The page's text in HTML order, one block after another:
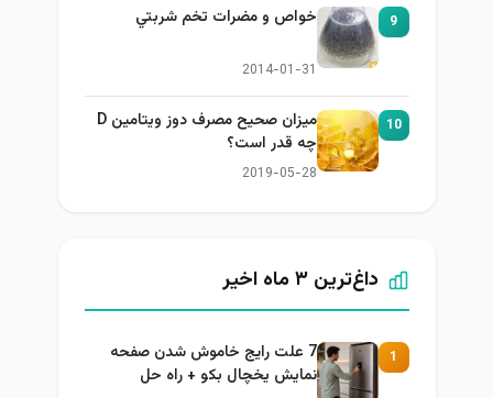
9 خواص و مضرات تخم شربتي
2014-01-31
10
میزان صحیح مصرف دوز ویتامین D
چه قدر است؟
2019-05-28
داغ‌ترین ۳ ماه اخیر
1
7 علت رایج خاموش شدن صفحه
نمایش یخچال بکو + راه حل